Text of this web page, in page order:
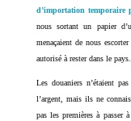
d’importation temporaire
nous sortant un papier
menaçaient de nous
autorisé à rester dans le pays.
Les douaniers n’étaient
l’argent, mais ils ne
pas les premières à passer